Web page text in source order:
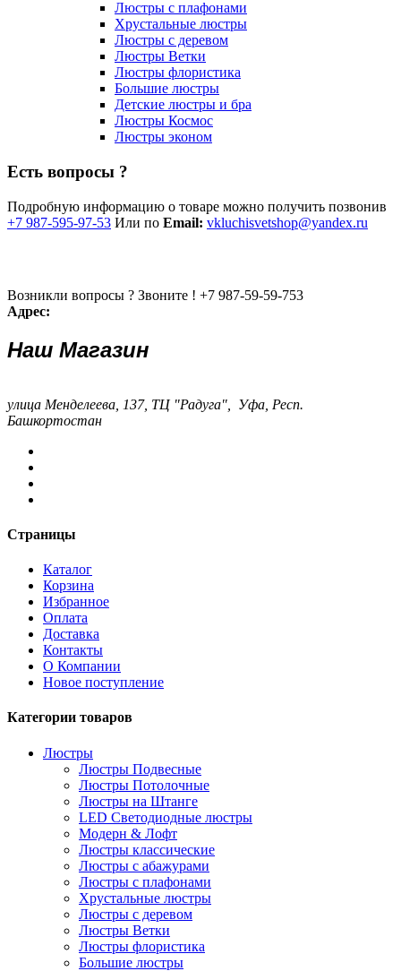
Люстры с плафонами
Хрустальные люстры
Люстры с деревом
Люстры Ветки
Люстры флористика
Большие люстры
Детские люстры и бра
Люстры Космос
Люстры эконом
Есть вопросы ?
Подробную информацию о товаре можно получить позвонив
+7 987-595-97-53 Или по Email: vkluchisvetshop@yandex.ru
Возникли вопросы ? Звоните ! +7 987-59-59-753
Адрес:
Наш Магазин
улица Менделеева, 137, ТЦ "Радуга", Уфа, Респ.
Башкортостан
Страницы
Каталог
Корзина
Избранное
Оплата
Доставка
Контакты
О Компании
Новое поступление
Категории товаров
Люстры
Люстры Подвесные
Люстры Потолочные
Люстры на Штанге
LED Светодиодные люстры
Модерн & Лофт
Люстры классические
Люстры с абажурами
Люстры с плафонами
Хрустальные люстры
Люстры с деревом
Люстры Ветки
Люстры флористика
Большие люстры